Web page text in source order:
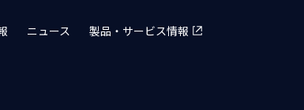
ニュース 製品・サービス情報